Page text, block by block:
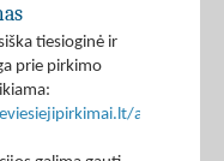
tiesioginė ir
prie pirkimo
app/rfq/